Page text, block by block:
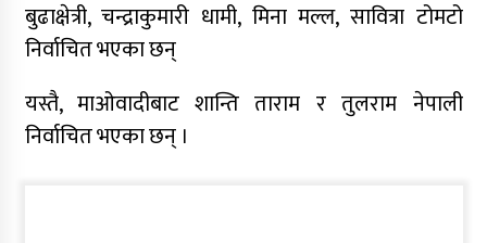
बुढाक्षेत्री, चन्द्राकुमारी धामी, मिना मल्ल, सावित्रा टोमटो
निर्वाचित भएका छन्
यस्तै, माओवादीबाट शान्ति ताराम र तुलराम नेपाली
निर्वाचित भएका छन् ।